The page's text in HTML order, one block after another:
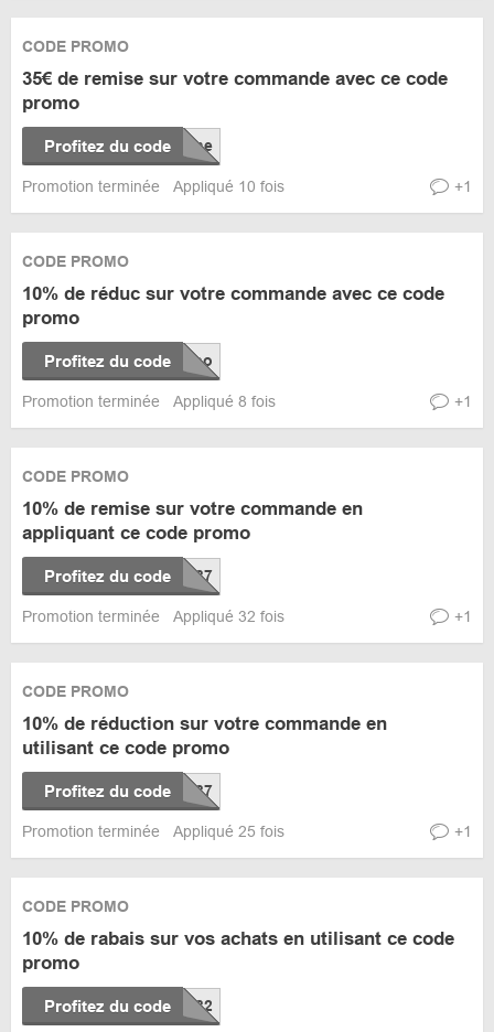
CODE PROMO
35€ de remise sur votre commande avec ce code
promo
Profitez du code
Promotion terminée Appliqué 10 fois +1
CODE PROMO
10% de réduc sur votre commande avec ce code
promo
Profitez du code
Promotion terminée Appliqué 8 fois +1
CODE PROMO
10% de remise sur votre commande en
appliquant ce code promo
Profitez du code
Promotion terminée Appliqué 32 fois +1
CODE PROMO
10% de réduction sur votre commande en
utilisant ce code promo
Profitez du code
Promotion terminée Appliqué 25 fois +1
CODE PROMO
10% de rabais sur vos achats en utilisant ce code
promo
Profitez du code